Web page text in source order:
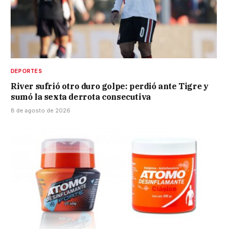
DEPORTES
River sufrió otro duro golpe: perdió ante Tigre y
sumó la sexta derrota consecutiva
8 de agosto de 2026